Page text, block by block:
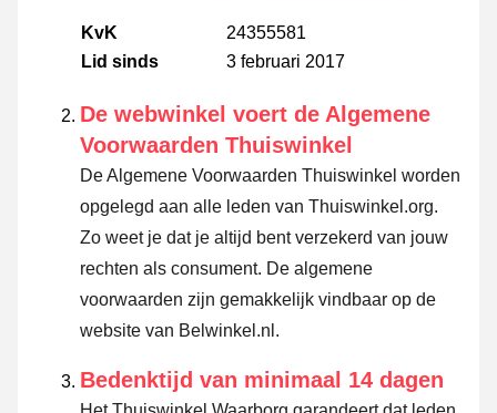
KvK
24355581
Lid sinds
3 februari 2017
De webwinkel voert de Algemene
Voorwaarden Thuiswinkel
De Algemene Voorwaarden Thuiswinkel worden
opgelegd aan alle leden van Thuiswinkel.org.
Zo weet je dat je altijd bent verzekerd van jouw
rechten als consument. De algemene
voorwaarden zijn gemakkelijk vindbaar op de
website van Belwinkel.nl.
Bedenktijd van minimaal 14 dagen